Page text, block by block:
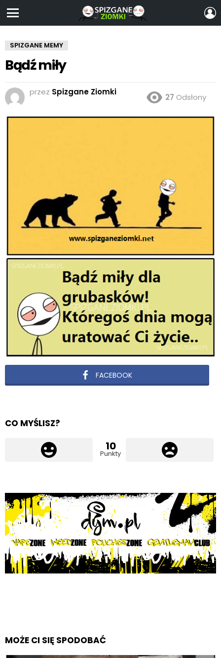
SPIZGANE MEMY
Bądź miły
przez Spizgane Ziomki
27 Odsłony
FACEBOOK
CO MYŚLISZ?
10
Punkty
MOŻE CI SIĘ SPODOBAĆ